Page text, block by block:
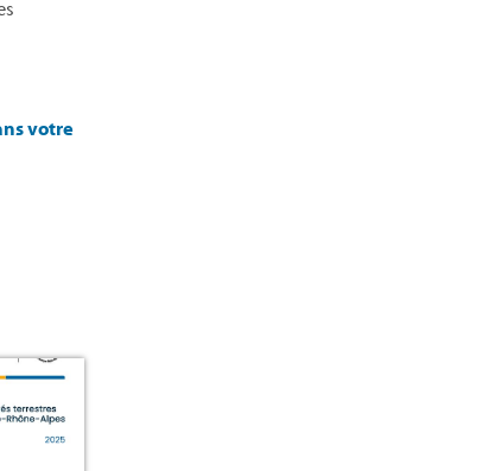
votre